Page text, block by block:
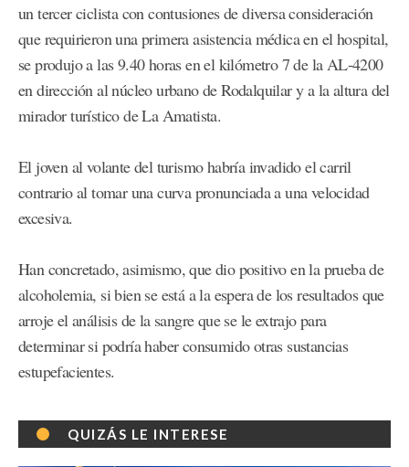
un tercer ciclista con contusiones de diversa consideración
que requirieron una primera asistencia médica en el hospital,
se produjo a las 9.40 horas en el kilómetro 7 de la AL-4200
en dirección al núcleo urbano de Rodalquilar y a la altura del
mirador turístico de La Amatista.
El joven al volante del turismo habría invadido el carril
contrario al tomar una curva pronunciada a una velocidad
excesiva.
Han concretado, asimismo, que dio positivo en la prueba de
alcoholemia, si bien se está a la espera de los resultados que
arroje el análisis de la sangre que se le extrajo para
determinar si podría haber consumido otras sustancias
estupefacientes.
QUIZÁS LE INTERESE